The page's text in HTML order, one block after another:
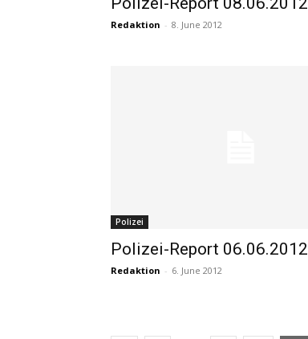
Redaktion - 8. June 2012
Polizei
Polizei-Report 06.06.2012
Redaktion - 6. June 2012